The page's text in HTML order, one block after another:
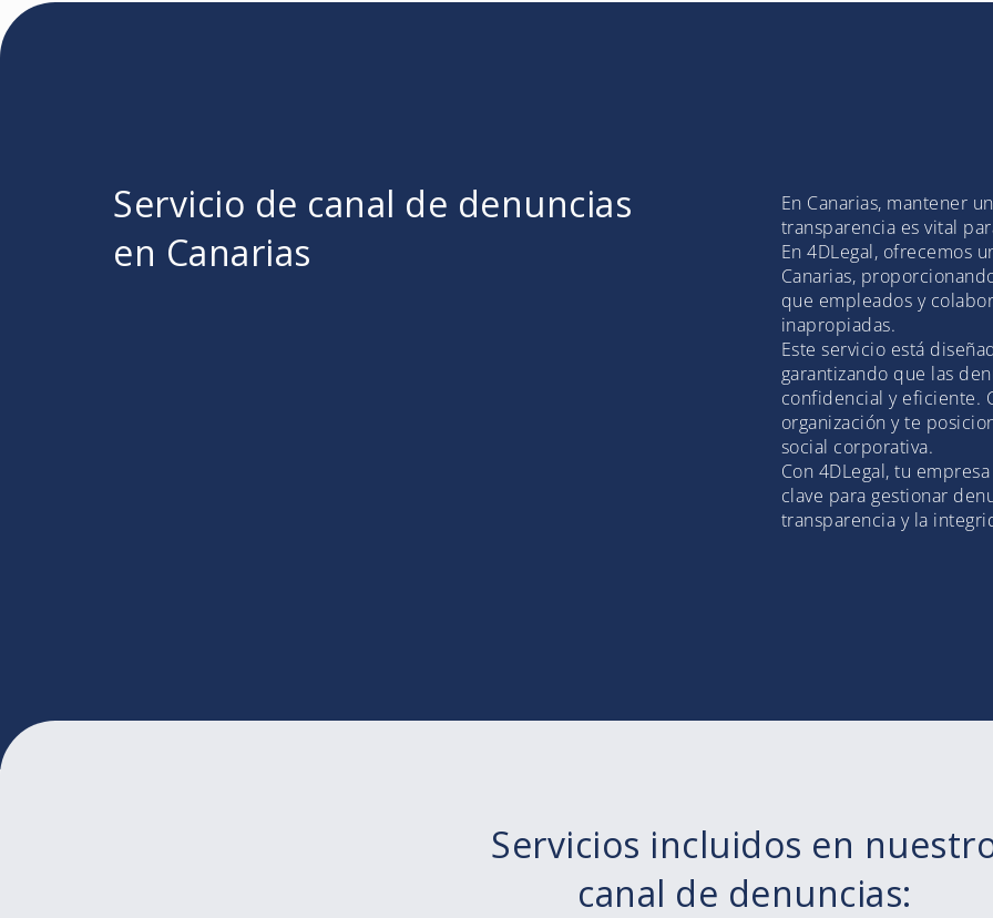
Servicio de canal de denuncias
en Canarias
En Canarias, mantener
transparencia es vital
En 4DLegal, ofrecemos
Canarias,
que empleados y
inapropiadas.
Este servicio está
garantizando que las
confidencial y eficiente.
organización y te
social corporativa.
Con 4DLegal, tu
clave para gestionar
transparencia y la
Servicios incluidos en
canal de denuncias: